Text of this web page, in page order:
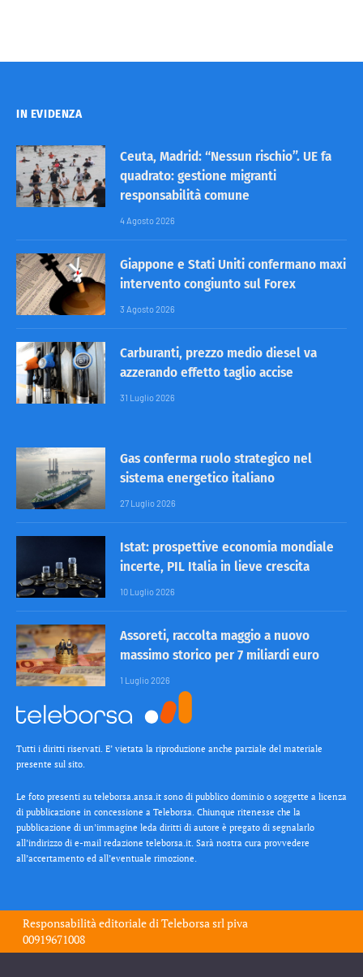
IN EVIDENZA
Ceuta, Madrid: “Nessun rischio”. UE fa
quadrato: gestione migranti
responsabilità comune
4 Agosto 2026
Giappone e Stati Uniti confermano maxi
intervento congiunto sul Forex
3 Agosto 2026
Carburanti, prezzo medio diesel va
azzerando effetto taglio accise
31 Luglio 2026
Gas conferma ruolo strategico nel
sistema energetico italiano
27 Luglio 2026
Istat: prospettive economia mondiale
incerte, PIL Italia in lieve crescita
10 Luglio 2026
Assoreti, raccolta maggio a nuovo
massimo storico per 7 miliardi euro
1 Luglio 2026
Tutti i diritti riservati. E’ vietata la riproduzione anche parziale del materiale
presente sul sito.
Le foto presenti su teleborsa.ansa.it sono di pubblico dominio o soggette a licenza
di pubblicazione in concessione a Teleborsa. Chiunque ritenesse che la
pubblicazione di un’immagine leda diritti di autore è pregato di segnalarlo
all’indirizzo di e-mail redazione teleborsa.it. Sarà nostra cura provvedere
all’accertamento ed all’eventuale rimozione.
Responsabilità editoriale diTeleborsa srl piva
00919671008